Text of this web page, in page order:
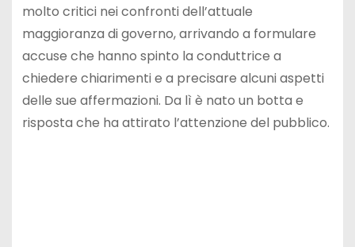
molto critici nei confronti dell’attuale
maggioranza di governo, arrivando a formulare
accuse che hanno spinto la conduttrice a
chiedere chiarimenti e a precisare alcuni aspetti
delle sue affermazioni. Da lì è nato un botta e
risposta che ha attirato l’attenzione del pubblico.